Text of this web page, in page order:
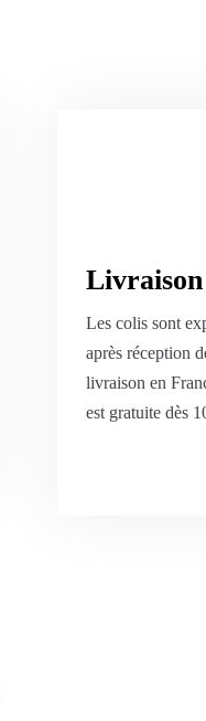
Les colis sont
après réception
livraison en
est gratuite dès